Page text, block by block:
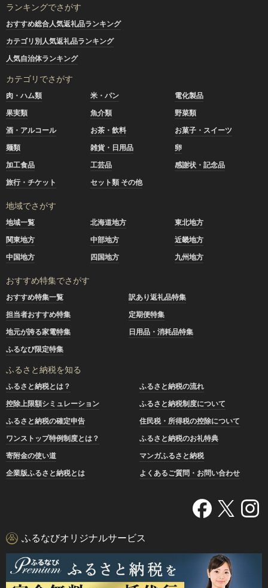
ランキングでさがす
おすすめ総合人気返礼品ランキング
カテゴリ別人気返礼品ランキング
人気自治体ランキング
カテゴリでさがす
肉・ハム類 米・パン
電化製品
果実類
魚介類
野菜類
酒・アルコール
お茶・飲料
お菓子・スイーツ
麺類
雑貨・日用品
卵
加工食品
工芸品
感謝状・記念品
旅行・チケット
セット類 その他
地域でさがす
地域一覧 北海道地方
東北地方
関東地方
中部地方
近畿地方
中国地方
四国地方 九州地方
おすすめ特集でさがす
おすすめ特集一覧
訳あり返礼品特集
担当者おすすめ特集
定期便特集
地元が誇る家電特集
日用品・消耗品特集
ふるなび限定特集
ふるさと納税を知る
ふるさと納税とは？
ふるさと納税の流れ
控除上限額シミュレーション
ふるさと納税制度について
ふるさと納税の確定申告
住民税・所得税の控除について
ワンストップ特例制度とは？
ふるさと納税のお礼特典
寄附金の使い道
マンガふるさと納税
企業版ふるさと納税とは
よくあるご質問・お問い合わせ
ふるなびオリジナルサービス